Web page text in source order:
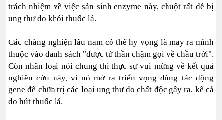
trách nhiệm về việc sản sinh enzyme này, chuột rất dễ bị
ung thư do khói thuốc lá.
Các chàng nghiện lâu năm có thể hy vọng là may ra mình
thuộc vào danh sách "được tử thần chậm gọi về chầu trời".
Còn nhân loại nói chung thì thực sự vui mừng về kết quả
nghiên cứu này, vì nó mở ra triển vọng dùng tác động
gene để chữa trị các loại ung thư do chất độc gây ra, kể cả
do hút thuốc lá.